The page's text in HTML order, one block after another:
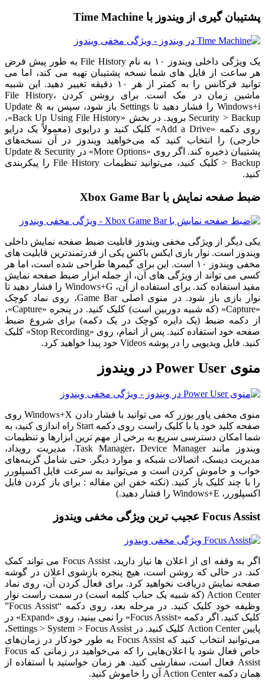
پشتیبان گیری از ویندوز با Time Machine
یک ویژگی داخلی ویندوز ۱۰ به نام File History به طور پیش فرض
هر ساعت از فایل های شما نسخه پشتیبان تهیه می کند، اما می
توانید فرکانس را به کمتر از هر ۱۰ دقیقه تغییر دهید. این شبیه
ماشین زمان در مک است. برای روشن کردن File History،
Windows+i را فشار دهید تا Settings باز شود، سپس به Update &
Security > Backup بروید. در بخش «Back Up Using File History»،
روی دکمه «Add a Drive» کلیک کنید و درایوی (معمولاً یک درایو
خارجی) را انتخاب کنید که می‌خواهید ویندوز در آن نسخه‌های
پشتیبان ذخیره کند. اگر روی «More Options» در Update & Security
> Backup کلیک کنید، می‌توانید تنظیمات File History را پیکربندی
کنید.
ضبط صفحه نمایش با Xbox Game Bar
یکی دیگر از ویژگی مخفی ویندوز قابلیت ضبط صفحه نمایش داخلی
ویندوز است. نوار بازی ایکس باکس یکی از قدرتمندترین قابلیت های
مخفی ویندوز ۱۰ است. این برای گیمرها طراحی شده است، اما هر
کسی می تواند از ویژگی های آن، از جمله ابزار ضبط صفحه نمایش
مفید استفاده کند. برای استفاده از آن، Windows+G را فشار دهید تا
نوار بازی باز شود. در منوی اصلی Game Bar، روی نماد کوچک
«Capture» (که شبیه دوربین است) کلیک کنید. در پنجره «Capture»،
از دکمه ضبط (یک دایره کوچک در یک دکمه) برای شروع ضبط
صفحه خود استفاده کنید. پس از اتمام، روی «Stop Recording» کلیک
کنید. فایل ویدیویی را در پوشه Videos خود پیدا خواهید کرد.
منوی Power User در ویندوز
منوی مخفی پاور یوزر که می توانید با فشار دادن Windows+X روی
صفحه کلید خود یا با کلیک راست روی دکمه Start راه اندازی کنید، به
شما امکان دسترسی سریع به برخی از مهم ترین ابزارها و تنظیمات
ویندوز مانند Task Manager، Device Manager، مدیریت رویداد،
مدیریت دیسک، اتصالات شبکه و موارد دیگر. حتی شامل گزینه‌های
خواب و خاموش کردن است و می‌توانید به سرعت فایل اکسپلورر
را با چند کلیک باز کنید. (نکته خفن این مقاله : برای باز کردن فایل
اکسپلورر، Windows+E را فشار دهید.)
Focus Assist عجیب ترین ویژگی مخفی ویندوز
اگر به وقفه ای از اعلان ها نیاز دارید، Focus Assist می تواند کمک
کند. در حالی که روشن است، هیچ پنجره بازشوی اعلان در گوشه
صفحه نمایش دریافت نخواهید کرد. برای فعال کردن آن، روی نماد
Action Center (که شبیه یک حباب کلمه است) در سمت راست نوار
وظیفه خود کلیک کنید. در مرحله بعد، روی دکمه “Focus Assist”
کلیک کنید. اگر دکمه «Focus Assist» را نمی بینید، روی «Expand» در
پایین Action Center کلیک کنید. در Settings > System > Focus Assist،
می‌توانید انتخاب کنید که Focus Assist به طور خودکار در زمان‌های
خاص فعال شود یا اعلان‌هایی را که می‌خواهید در زمانی که Focus
Assist فعال است، سفارشی کنید. هر زمان خواستید با استفاده از
همان دکمه Action Center آن را خاموش کنید.